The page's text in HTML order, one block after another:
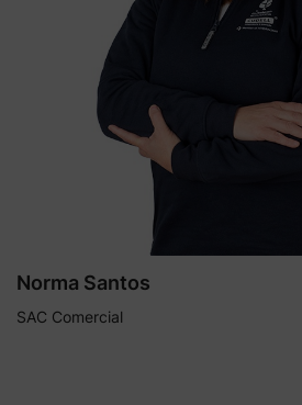
Norma Santos
SAC Comercial